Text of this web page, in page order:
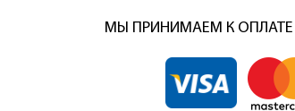
МЫ ПРИНИМАЕМ К ОПЛАТЕ